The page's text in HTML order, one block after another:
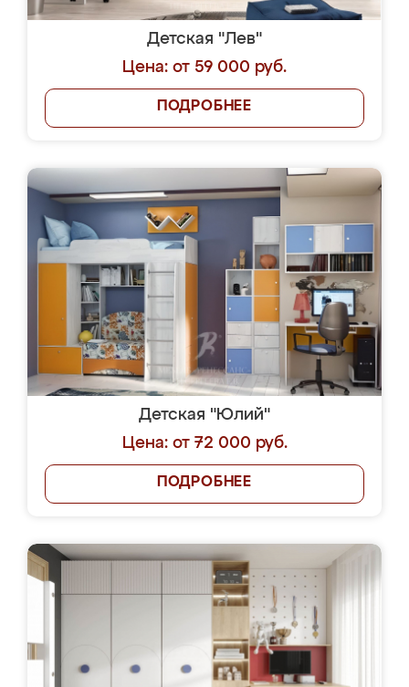
Детская "Лев"
Цена: от 59 000 руб.
ПОДРОБНЕЕ
Детская "Юлий"
Цена: от 72 000 руб.
ПОДРОБНЕЕ